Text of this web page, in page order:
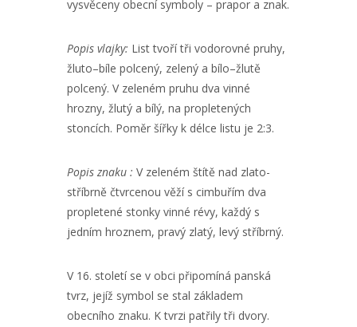
vysvěceny obecní symboly – prapor a znak.
Popis vlajky: List tvoří tři vodorovné pruhy,
žluto–bíle polcený, zelený a bílo–žlutě
polcený. V zeleném pruhu dva vinné
hrozny, žlutý a bílý, na propletených
stoncích. Poměr šířky k délce listu je 2:3.
Popis znaku : V zeleném štítě nad zlato-
stříbrně čtvrcenou věží s cimbuřím dva
propletené stonky vinné révy, každý s
jedním hroznem, pravý zlatý, levý stříbrný.
V 16. století se v obci připomíná panská
tvrz, jejíž symbol se stal základem
obecního znaku. K tvrzi patřily tři dvory.